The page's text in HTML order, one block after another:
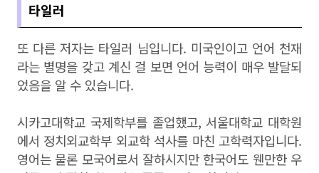
타일러
또 다른 저자는 타일러 님입니다. 미국인이고 언어 천재
라는 별명을 갖고 계신 걸 보면 언어 능력이 매우 발달되
었음을 알 수 있습니다.
시카고대학교 국제학부를 졸업했고, 서울대학교 대학원
에서 정치외교학부 외교학 석사를 마친 고학력자입니다.
영어는 물론 모국어로서 잘하시지만 한국어도 웬만한 우